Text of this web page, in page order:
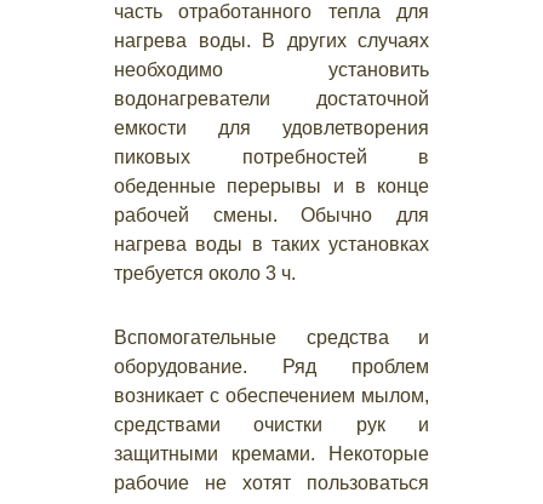
часть отработанного тепла для
нагрева воды. В других случаях
необходимо установить
водонагреватели достаточной
емкости для удовлетворения
пиковых потребностей в
обеденные перерывы и в конце
рабочей смены. Обычно для
нагрева воды в таких установках
требуется около 3 ч.
Вспомогательные средства и
оборудование. Ряд проблем
возникает с обеспечением мылом,
средствами очистки рук и
защитными кремами. Некоторые
рабочие не хотят пользоваться